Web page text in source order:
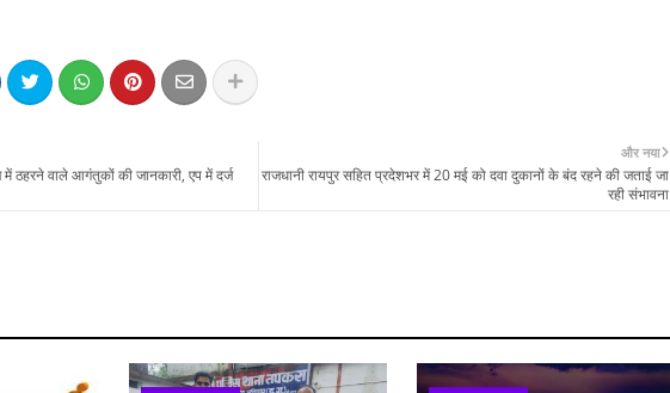
और नया
राजधानी रायपुर सहित प्रदेशभर में 20 मई को दवा दुकानों के बंद रहने की जताई जा
रही संभावना
ठहरने वाले आगंतुकों की जानकारी, एप में दर्ज